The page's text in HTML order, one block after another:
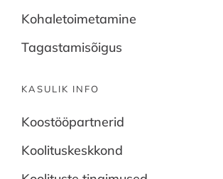
Kohaletoimetamine
Tagastamisõigus
KASULIK INFO
Koostööpartnerid
Koolituskeskkond